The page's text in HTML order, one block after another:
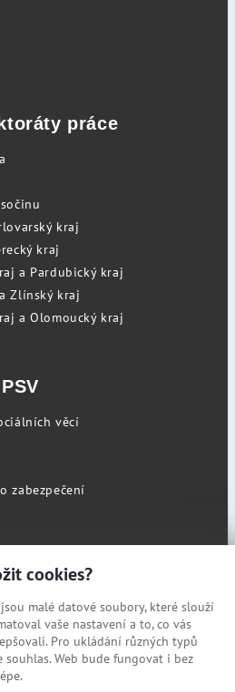
práce
kraj
kraj
a Pardubický kraj
Zlínský kraj
a Olomoucký kraj
věcí
zabezpečení
cookies?
malé datové soubory, které slouží
vaše nastavení a to, co vás
Pro ukládání různých typů
Web bude fungovat i bez